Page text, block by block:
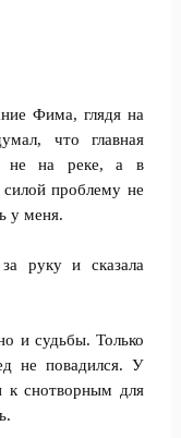
Фима, глядя на
что главная
не на реке, а в
проблему не
у меня.
руку и сказала
и судьбы. Только
не повадился. У
к снотворным для